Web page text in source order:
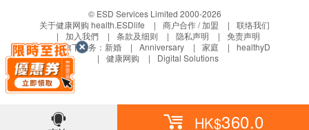
储存
置于阴凉干燥处，远离儿童及宠物。
注意
建议不要喂服超过每日建议剂量。若犬只不舒服或正
在服食药物，服用本产品前请先咨询兽医意见。如果
HK$360.0
© ESD Services Limited 2000-2026
关于健康网购 health.ESDlife
商户合作 / 加盟
联络我们
加入我們
条款及细则 隐私声明
免责声明
生活易旗下业务： 新婚 Anniversary 家庭
healthyD
健康网购
Digital Solutions